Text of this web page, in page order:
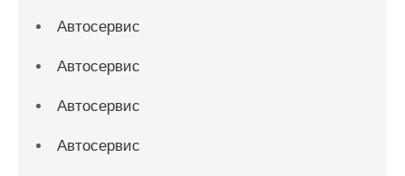
Автосервис
Автосервис
Автосервис
Автосервис